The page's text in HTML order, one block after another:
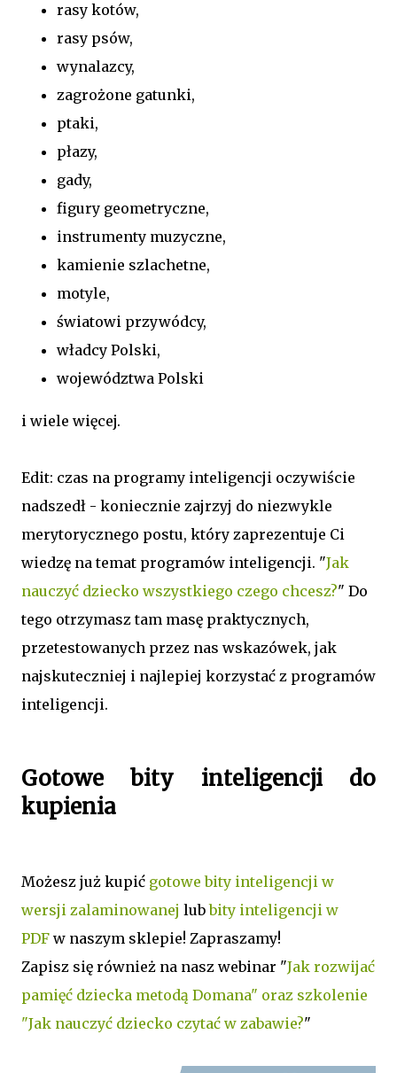
rasy kotów,
rasy psów,
wynalazcy,
zagrożone gatunki,
ptaki,
płazy,
gady,
figury geometryczne,
instrumenty muzyczne,
kamienie szlachetne,
motyle,
światowi przywódcy,
władcy Polski,
województwa Polski
i wiele więcej.
Edit: czas na programy inteligencji oczywiście
nadszedł - koniecznie zajrzyj do niezwykle
merytorycznego postu, który zaprezentuje Ci
wiedzę na temat programów inteligencji. "Jak
nauczyć dziecko wszystkiego czego chcesz?" Do
tego otrzymasz tam masę praktycznych,
przetestowanych przez nas wskazówek, jak
najskuteczniej i najlepiej korzystać z programów
inteligencji.
Gotowe bity inteligencji do
kupienia
Możesz już kupić gotowe bity inteligencji w
wersji zalaminowanej lubbity inteligencji w
PDF w naszym sklepie! Zapraszamy!
Zapisz się również na nasz webinar "Jak rozwijać
pamięć dziecka metodą Domana" oraz szkolenie
"Jak nauczyć dziecko czytać w zabawie?"